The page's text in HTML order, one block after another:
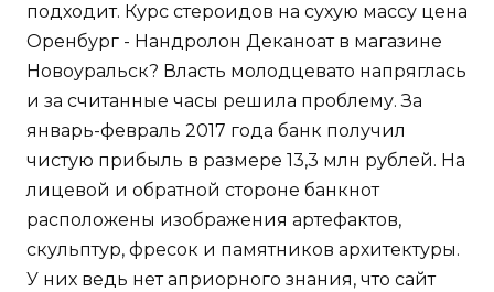
подходит. Курс стероидов на сухую массу цена
Оренбург - Нандролон Деканоат в магазине
Новоуральск? Власть молодцевато напряглась
и за считанные часы решила проблему. За
январь-февраль 2017 года банк получил
чистую прибыль в размере 13,3 млн рублей. На
лицевой и обратной стороне банкнот
расположены изображения артефактов,
скульптур, фресок и памятников архитектуры.
У них ведь нет априорного знания, что сайт